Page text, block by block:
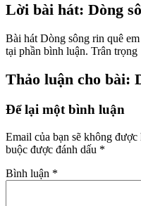
Lời bài hát: Dòng
Bài hát Dòng sông rin quê
tại phần bình luận. Trân trọng
Thảo luận cho bài:
Để lại một bình luận
Email của bạn sẽ không
buộc được đánh dấu *
Bình luận *